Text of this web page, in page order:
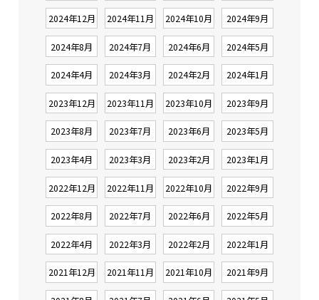
2024年12月 2024年11月 2024年10月 2024年9月
2024年8月 2024年7月 2024年6月 2024年5月
2024年4月 2024年3月 2024年2月 2024年1月
2023年12月 2023年11月 2023年10月 2023年9月
2023年8月 2023年7月 2023年6月 2023年5月
2023年4月 2023年3月 2023年2月 2023年1月
2022年12月 2022年11月 2022年10月 2022年9月
2022年8月 2022年7月 2022年6月 2022年5月
2022年4月 2022年3月 2022年2月 2022年1月
2021年12月 2021年11月 2021年10月 2021年9月